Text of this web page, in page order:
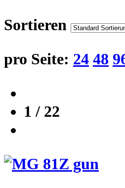
Sortieren
pro Seite: 24 48
1 / 22